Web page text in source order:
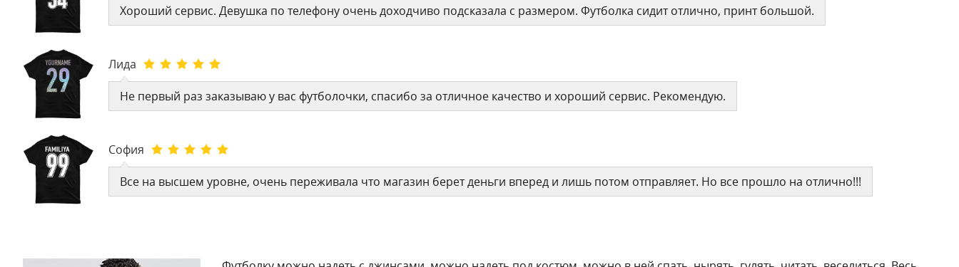
Хороший сервис. Девушка по телефону очень доходчиво подсказала с размером. Футболка сидит отлично, принт большой.
Лида
Не первый раз заказываю у вас футболочки, спасибо за отличное качество и хороший сервис. Рекомендую.
София
Все на высшем уровне, очень переживала что магазин берет деньги вперед и лишь потом отправляет. Но все прошло на отлично!!!